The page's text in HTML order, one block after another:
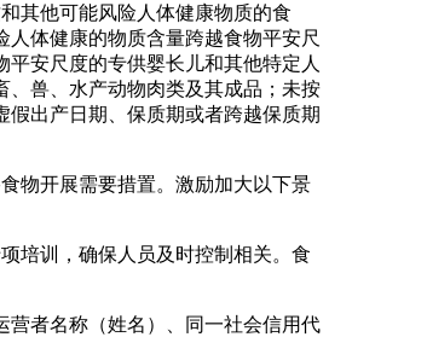
其他可能风险人体健康物质的食
体健康的物质含量跨越食物平安尺
安尺度的专供婴长儿和其他特定人
、兽、水产动物肉类及其成品；未按
出产日期、保质期或者跨越保质期
物开展需要措置。激励加大以下景
培训，确保人员及时控制相关。食
者名称（姓名）、同一社会信用代